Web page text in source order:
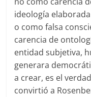
ideología
o como falsa
carencia de
entidad subjetiva,
generara
a crear, es el
convirtió a